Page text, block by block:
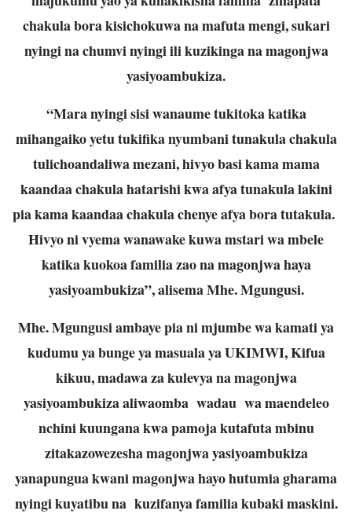
chakula bora kisichokuwa na mafuta mengi, sukari
nyingi na chumvi nyingi ili kuzikinga na magonjwa
yasiyoambukiza.
“Mara nyingi sisi wanaume tukitoka katika
mihangaiko yetu tukifika nyumbani tunakula chakula
tulichoandaliwa mezani, hivyo basi kama mama
kaandaa chakula hatarishi kwa afya tunakula lakini
pia kama kaandaa chakula chenye afya bora tutakula.
Hivyo ni vyema wanawake kuwa mstari wa mbele
katika kuokoa familia zao na magonjwa haya
yasiyoambukiza”, alisema Mhe. Mgungusi.
Mhe. Mgungusi ambaye pia ni mjumbe wa kamati ya
kudumu ya bunge ya masuala ya UKIMWI, Kifua
kikuu, madawa za kulevya na magonjwa
yasiyoambukiza aliwaomba wadau wa maendeleo
nchini kuungana kwa pamoja kutafuta mbinu
zitakazowezesha magonjwa yasiyoambukiza
yanapungua kwani magonjwa hayo hutumia gharama
nyingi kuyatibu na kuzifanya familia kubaki maskini.